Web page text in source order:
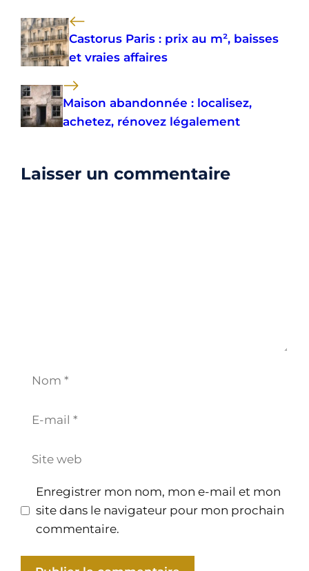
Castorus Paris : prix au m², baisses
et vraies affaires
Maison abandonnée : localisez,
achetez, rénovez légalement
Laisser un commentaire
Site
Enregistrer mon nom, mon e-mail et mon
site dans le navigateur pour mon prochain
commentaire.